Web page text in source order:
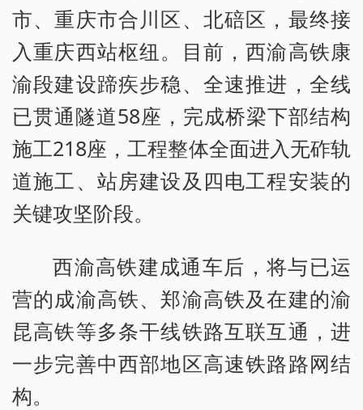
市、重庆市合川区、北碚区，最终接
入重庆西站枢纽。目前，西渝高铁康
渝段建设蹄疾步稳、全速推进，全线
已贯通隧道58座，完成桥梁下部结构
施工218座，工程整体全面进入无砟轨
道施工、站房建设及四电工程安装的
关键攻坚阶段。
西渝高铁建成通车后，将与已运
营的成渝高铁、郑渝高铁及在建的渝
昆高铁等多条干线铁路互联互通，进
一步完善中西部地区高速铁路路网结
构。